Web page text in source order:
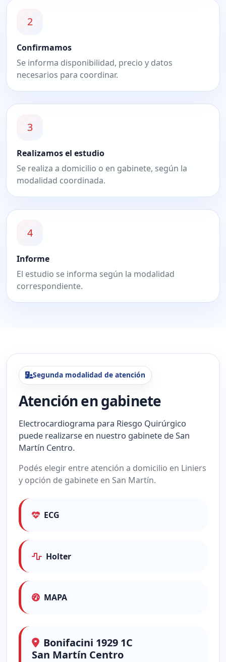
2
Confirmamos
Se informa disponibilidad, precio y datos
necesarios para coordinar.
3
Realizamos el estudio
Se realiza a domicilio o en gabinete, según la
modalidad coordinada.
4
Informe
El estudio se informa según la modalidad
correspondiente.
Segunda modalidad de atención
Atención en gabinete
Electrocardiograma para Riesgo Quirúrgico
puede realizarse en nuestro gabinete de San
Martín Centro.
Podés elegir entre atención a domicilio en Liniers
y opción de gabinete en San Martín.
ECG
Holter
MAPA
Bonifacini 1929 1C
San Martín Centro